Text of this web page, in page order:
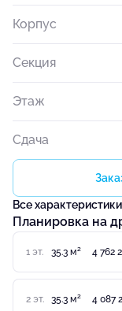
Корпус
Секция
Этаж
Сдача
Все характеристики
Планировка на
1 эт. 35.3 м2 4 762
2 эт. 35.3 м2 4 087